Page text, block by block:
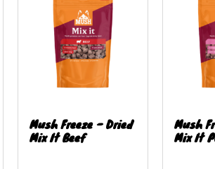
Mush Freeze - Dried
Mix It Beef
Mush
Mix It